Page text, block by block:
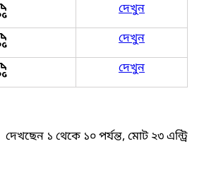
দেখুন
দেখুন
দেখুন
দেখছেন ১ থেকে ১০ পর্যন্ত, মোট ২৩ এন্ট্রি